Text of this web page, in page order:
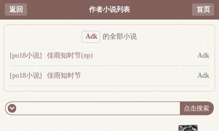
返回 作者小说列表 首页
Adk 的全部小说
[po18小说] 佳雨知时节(np) Adk
[po18小说] 佳雨知时节 Adk